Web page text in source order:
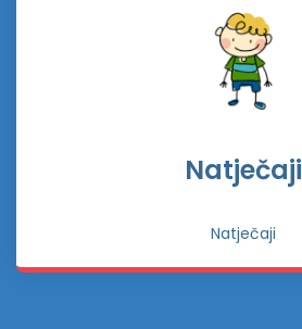
Natječaji
Natječaji